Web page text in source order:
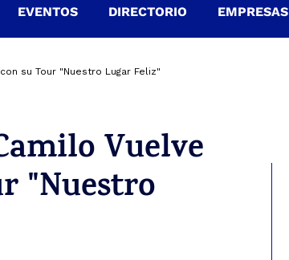
EVENTOS DIRECTORIO EMPRESAS
su Tour "Nuestro Lugar Feliz"
Vuelve
"Nuestro